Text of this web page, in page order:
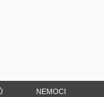
NEMOCI